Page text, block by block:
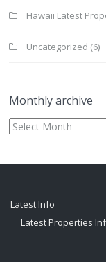
Hawaii Latest
Uncategorized (6)
Monthly archive
Monthly
archive
Latest Info
Latest Properties